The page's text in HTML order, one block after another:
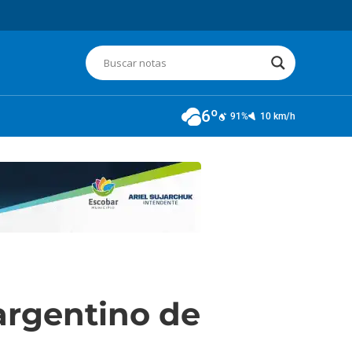
6º 91% 10 km/h
de